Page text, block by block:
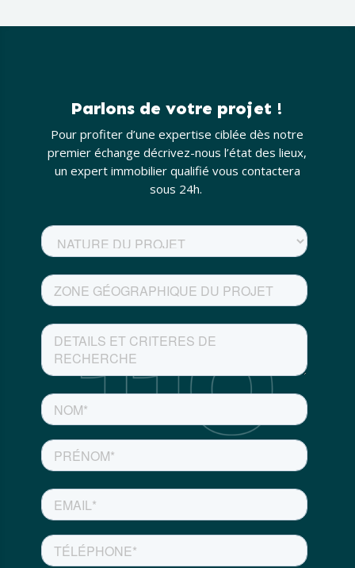
Parlons de votre projet !
Pour profiter d’une expertise ciblée dès notre
premier échange décrivez-nous l’état des lieux,
un expert immobilier qualifié vous contactera
sous 24h.